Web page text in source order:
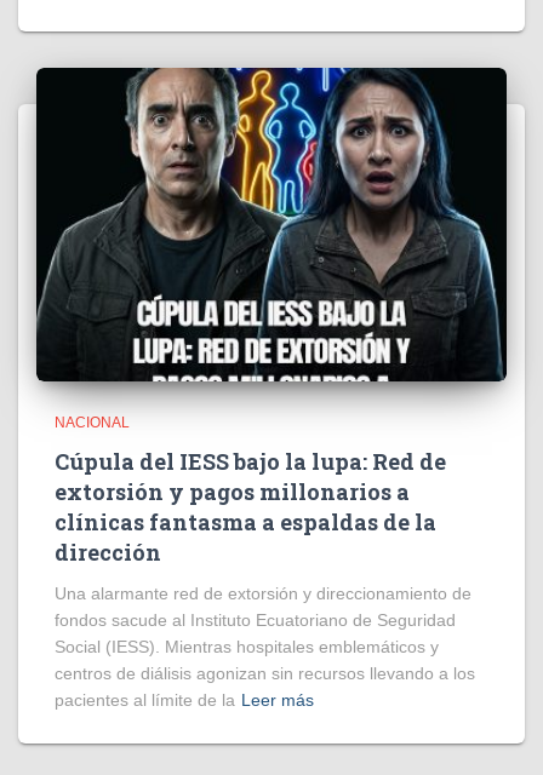
NACIONAL
Cúpula del IESS bajo la lupa: Red de
extorsión y pagos millonarios a
clínicas fantasma a espaldas de la
dirección
​Una alarmante red de extorsión y direccionamiento de
fondos sacude al Instituto Ecuatoriano de Seguridad
Social (IESS). Mientras hospitales emblemáticos y
centros de diálisis agonizan sin recursos llevando a los
pacientes al límite de la Leer más